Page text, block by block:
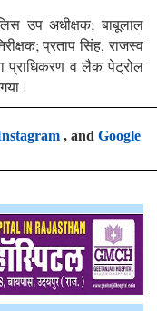
उप अधीक्षक; बाबूलाल
प्रताप सिंह, राजस्व
प्राधिकरण व लैक पेट्रोल
, and Google